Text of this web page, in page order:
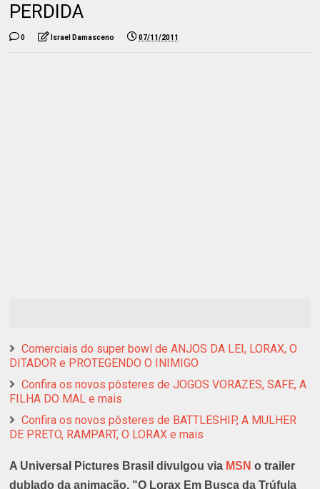
PERDIDA
0 Israel Damasceno 07/11/2011
Comerciais do super bowl de ANJOS DA LEI, LORAX, O
DITADOR e PROTEGENDO O INIMIGO
Confira os novos pôsteres de JOGOS VORAZES, SAFE, A
FILHA DO MAL e mais
Confira os novos pôsteres de BATTLESHIP, A MULHER
DE PRETO, RAMPART, O LORAX e mais
A Universal Pictures Brasil divulgou via MSN o trailer
dublado da animação, "O Lorax Em Busca da Trúfula